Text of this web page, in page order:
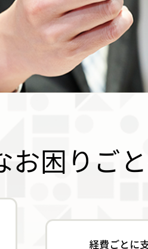
お困りごと